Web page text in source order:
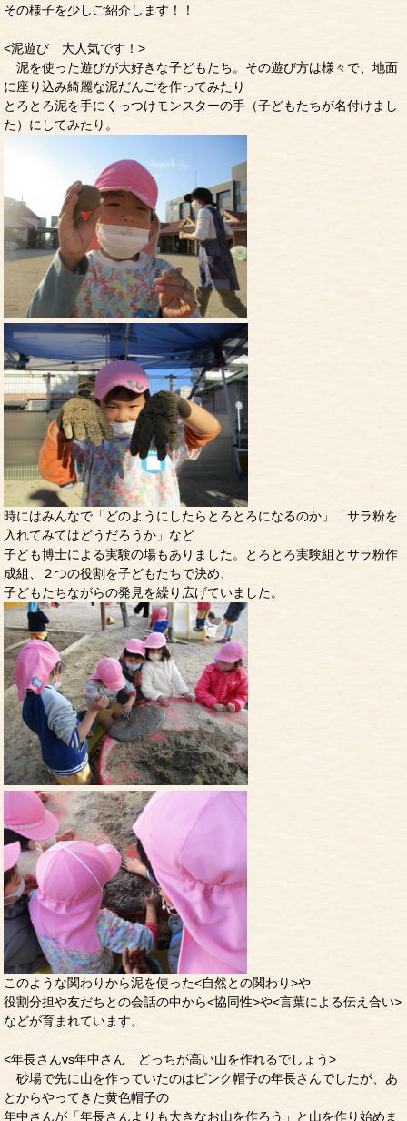
その様子を少しご紹介します！！
<泥遊び 大人気です！>
泥を使った遊びが大好きな子どもたち。その遊び方は様々で、地面
に座り込み綺麗な泥だんごを作ってみたり
とろとろ泥を手にくっつけモンスターの手（子どもたちが名付けまし
た）にしてみたり。
時にはみんなで「どのようにしたらとろとろになるのか」「サラ粉を
入れてみてはどうだろうか」など
子ども博士による実験の場もありました。とろとろ実験組とサラ粉作
成組、２つの役割を子どもたちで決め、
子どもたちながらの発見を繰り広げていました。
このような関わりから泥を使った<自然との関わり>や
役割分担や友だちとの会話の中から<協同性>や<言葉による伝え合い>
などが育まれています。
<年長さんvs年中さん どっちが高い山を作れるでしょう>
砂場で先に山を作っていたのはピンク帽子の年長さんでしたが、あ
とからやってきた黄色帽子の
年中さんが「年長さんよりも大きなお山を作ろう」と山を作り始めま